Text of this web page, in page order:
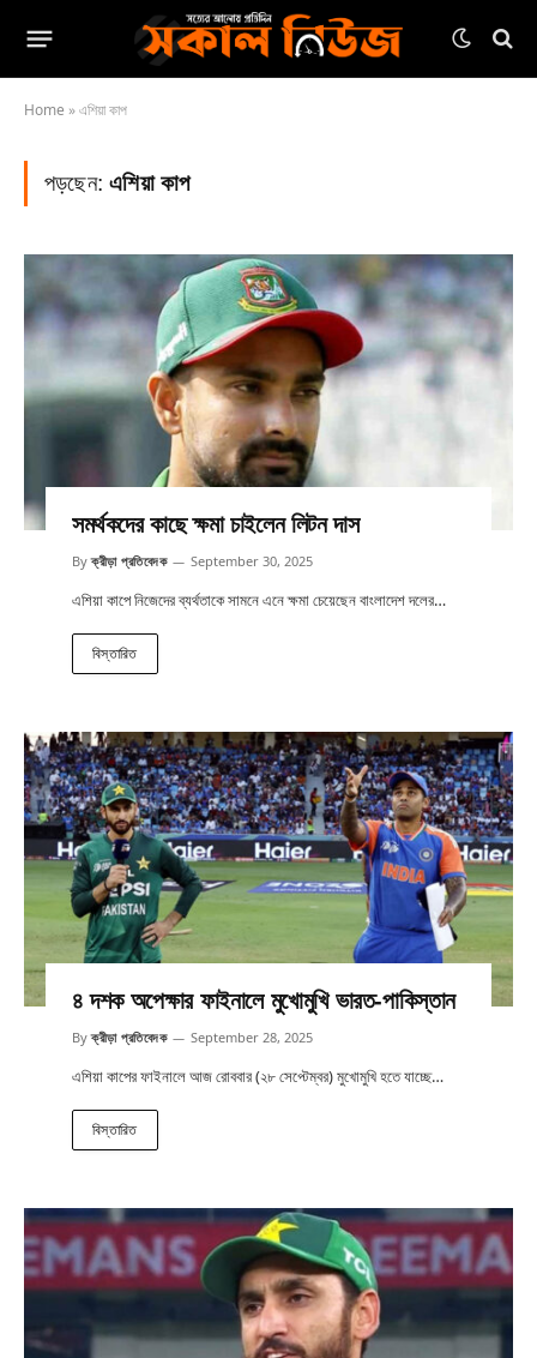
Home »এশিয়া কাপ
পড়ছেন:এশিয়া কাপ
সমর্থকদের কাছে ক্ষমা চাইলেন লিটন দাস
By ক্রীড়া প্রতিবেদক September 30, 2025
এশিয়া কাপে নিজেদের ব্যর্থতাকে সামনে এনে ক্ষমা চেয়েছেন বাংলাদেশ দলের…
বিস্তারিত
৪ দশক অপেক্ষার ফাইনালে মুখোমুখি ভারত-পাকিস্তান
By ক্রীড়া প্রতিবেদক September 28, 2025
এশিয়া কাপের ফাইনালে আজ রোববার (২৮ সেপ্টেম্বর) মুখোমুখি হতে যাচ্ছে…
বিস্তারিত